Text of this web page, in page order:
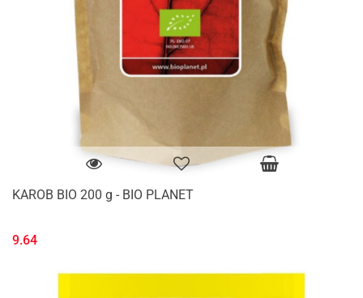
KAROB BIO 200 g - BIO PLANET
9.64